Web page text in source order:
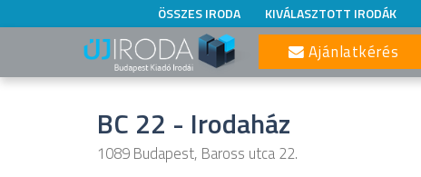
ÖSSZES IRODA KIVÁLASZTOTT IRODÁK
Ajánlatkérés
BC 22 - Irodaház
1089 Budapest, Baross utca 22.